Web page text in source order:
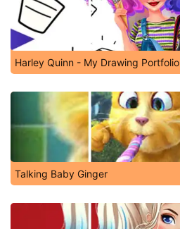
Harley Quinn - My Drawing Portfolio
Talking Baby Ginger